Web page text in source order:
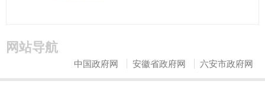
网站导航
中国政府网 安徽省政府网 六安市政府网